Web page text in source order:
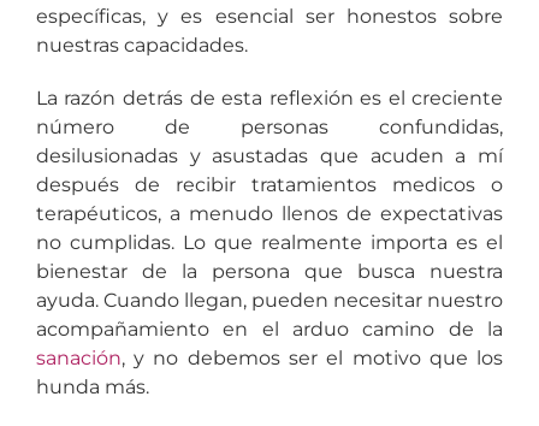
específicas, y es esencial ser honestos sobre
nuestras capacidades.
La razón detrás de esta reflexión es el creciente
número de personas confundidas,
desilusionadas y asustadas que acuden a mí
después de recibir tratamientos medicos o
terapéuticos, a menudo llenos de expectativas
no cumplidas. Lo que realmente importa es el
bienestar de la persona que busca nuestra
ayuda. Cuando llegan, pueden necesitar nuestro
acompañamiento en el arduo camino de la
sanación, y no debemos ser el motivo que los
hunda más.